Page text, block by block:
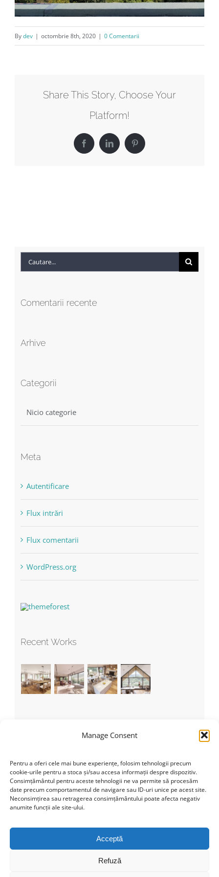
Manage Consent
Pentru a oferi cele mai bune experiențe, folosim tehnologii precum
cookie-urile pentru a stoca și/sau accesa informații despre dispozitiv.
Consimțământul pentru aceste tehnologii ne va permite să procesăm
date precum comportamentul de navigare sau ID-uri unice pe acest site.
Neconsimțirea sau retragerea consimțământului poate afecta negativ
anumite funcții ale site-ului.
Acceptă
Refuză
Bydev | octombrie 8th, 2020 | 0 Comentarii
Share This Story, Choose Your
Platform!
FacebookLinkedInPinterest
Cautare...
Comentarii recente
Arhive
Categorii
Nicio categorie
Meta
Autentificare
Flux intrări
Flux comentarii
WordPress.org
Recent Works
Categorii